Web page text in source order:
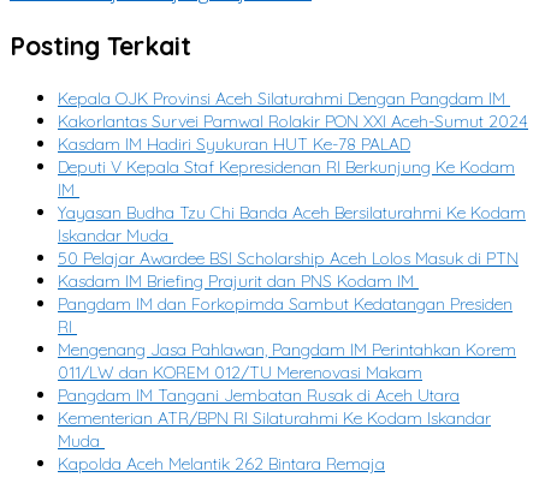
Posting Terkait
Kepala OJK Provinsi Aceh Silaturahmi Dengan Pangdam IM
Kakorlantas Survei Pamwal Rolakir PON XXI Aceh-Sumut 2024
Kasdam IM Hadiri Syukuran HUT Ke-78 PALAD
Deputi V Kepala Staf Kepresidenan RI Berkunjung Ke Kodam
IM
Yayasan Budha Tzu Chi Banda Aceh Bersilaturahmi Ke Kodam
Iskandar Muda
50 Pelajar Awardee BSI Scholarship Aceh Lolos Masuk di PTN
Kasdam IM Briefing Prajurit dan PNS Kodam IM
Pangdam IM dan Forkopimda Sambut Kedatangan Presiden
RI
Mengenang Jasa Pahlawan, Pangdam IM Perintahkan Korem
011/LW dan KOREM 012/TU Merenovasi Makam
Pangdam IM Tangani Jembatan Rusak di Aceh Utara
Kementerian ATR/BPN RI Silaturahmi Ke Kodam Iskandar
Muda
Kapolda Aceh Melantik 262 Bintara Remaja